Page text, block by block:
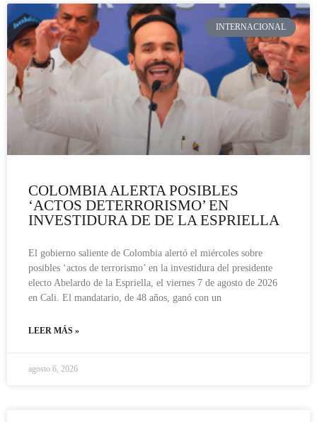
INTERNACIONAL
COLOMBIA ALERTA POSIBLES
‘ACTOS DETERRORISMO’ EN
INVESTIDURA DE DE LA ESPRIELLA
El gobierno saliente de Colombia alertó el miércoles sobre
posibles ‘actos de terrorismo’ en la investidura del presidente
electo Abelardo de la Espriella, el viernes 7 de agosto de 2026
en Cali. El mandatario, de 48 años, ganó con un
LEER MÁS »
agosto 6, 2026